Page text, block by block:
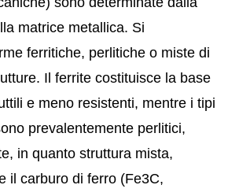
matrice metallica. Si
ferritiche, perlitiche o miste di
Il ferrite costituisce la base
e meno resistenti, mentre i tipi
prevalentemente perlitici,
in quanto struttura mista,
il carburo di ferro (Fe3C,